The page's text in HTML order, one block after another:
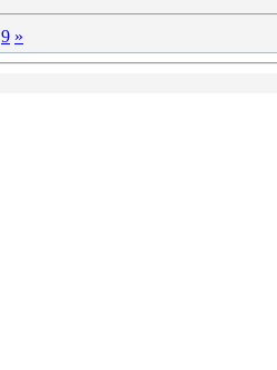
9 »